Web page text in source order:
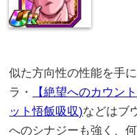
似た方向性の性能を手
ラ・
【絶望へのカウン
ット悟飯吸収)などはブ
へのシナジーも強く、